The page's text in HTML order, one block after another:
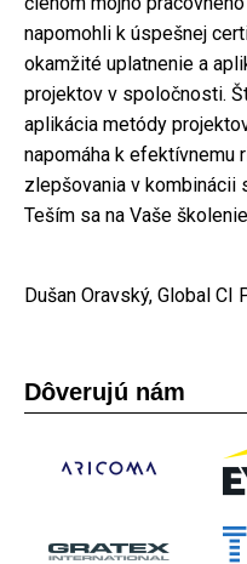
napomohli k úspešnej
okamžité uplatnenie a
projektov v spoločnosti.
aplikácia metódy
napomáha k efektívnemu
zlepšovania v kombinácii
Teším sa na Vaše
Dušan Oravský, Global
Dôverujú nám